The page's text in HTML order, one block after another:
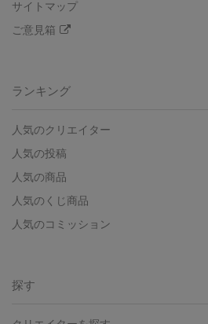
サイトマップ
ご意見箱
ランキング
人気のクリエイター
人気の投稿
人気の商品
人気のくじ商品
人気のコミッション
探す